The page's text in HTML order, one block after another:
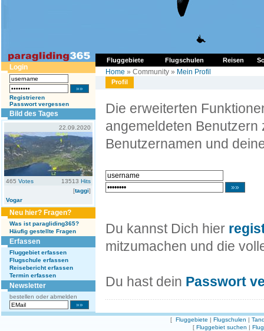
Fluggebiete Flugschulen Reisen
Login
Registrieren
Passwort vergessen
Bild des Tages
22.09.2020
465 Votes 13513 Hits
[taggi]
Vogar
Neu hier? Fragen?
Was ist paragliding365?
Häufig gestellte Fragen
Erfassen
Fluggebiet erfassen
Flugschule erfassen
Reisebericht erfassen
Termin erfassen
Newsletter
bestellen oder abmelden
Home » Community » Mein Profil
Profil
Die erweiterten
angemeldeten Benutzern
Benutzernamen und
Du kannst Dich hier
mitzumachen und die
Du hast dein Passwort
[ Fluggebiete | Flugschulen |
[ Fluggebiet suchen |